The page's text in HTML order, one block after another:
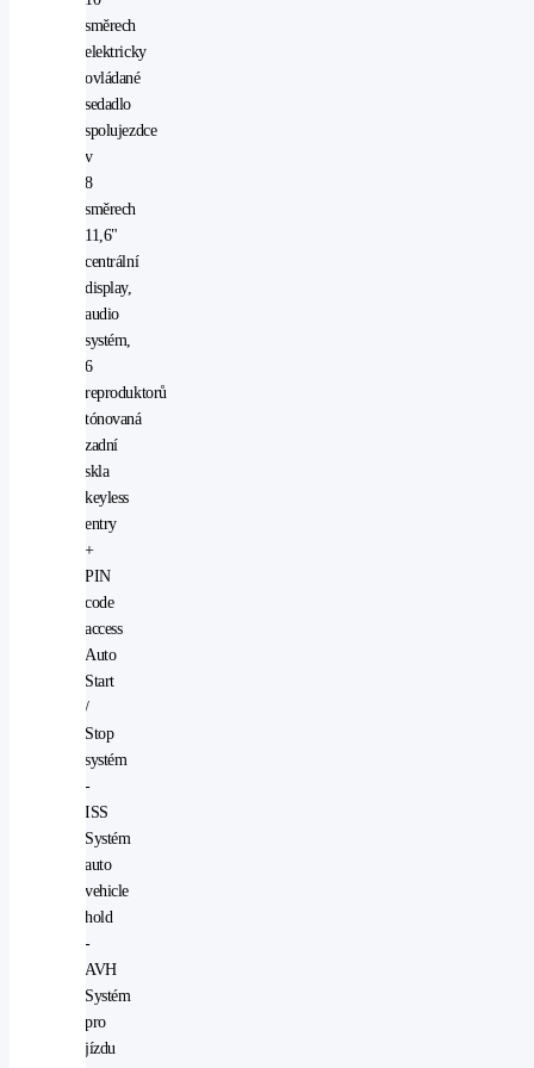
směrech
elektricky
ovládané
sedadlo
spolujezdce
v
8
směrech
11,6"
centrální
display,
audio
systém,
6
reproduktorů
tónovaná
zadní
skla
keyless
entry
+
PIN
code
access
Auto
Start
/
Stop
systém
-
ISS
Systém
auto
vehicle
hold
-
AVH
Systém
pro
jízdu